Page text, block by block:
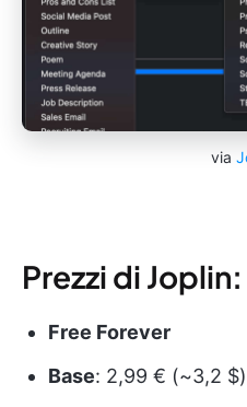
via
Prezzi di Joplin:
Free Forever
Base: 2,99 € (~3,2